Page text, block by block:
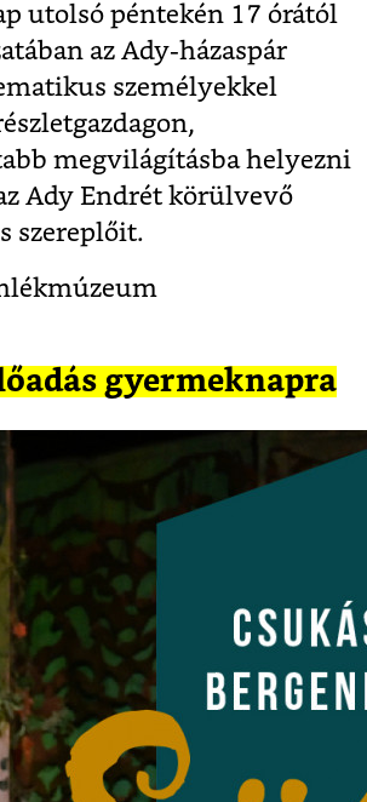
utolsó péntekén 17 órától
az Ady-házaspár
személyekkel
megvilágításba helyezni
Ady Endrét körülvevő
szereplőit.
gyermeknapra